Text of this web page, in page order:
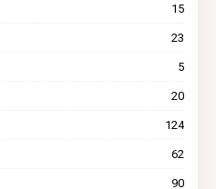
15
23
5
20
124
62
90